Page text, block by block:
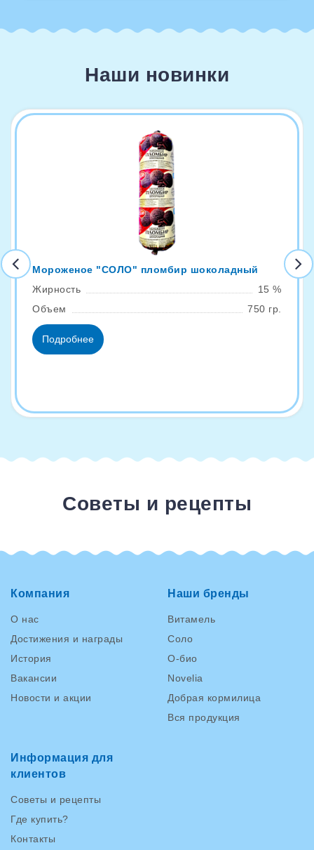
Наши новинки
Мороженое "СОЛО" пломбир шоколадный
Жирность
15 %
Объем
750 гр.
Подробнее
Советы и рецепты
Компания
О нас
Достижения и награды
История
Вакансии
Новости и акции
Наши бренды
Витамель
Соло
О-био
Novelia
Добрая кормилица
Вся продукция
Информация для
клиентов
Советы и рецепты
Где купить?
Контакты